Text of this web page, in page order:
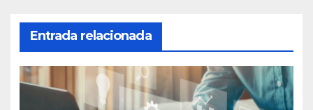
Entrada relacionada